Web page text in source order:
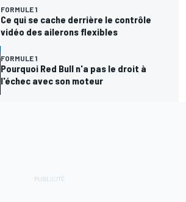
FORMULE 1
Ce qui se cache derrière le contrôle
vidéo des ailerons flexibles
FORMULE 1
Pourquoi Red Bull n'a pas le droit à
l'échec avec son moteur